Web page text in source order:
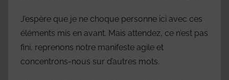
J’espère que je ne choque personne ici avec ces
éléments mis en avant. Mais attendez, ce n’est pas
fini, reprenons notre manifeste agile et
concentrons-nous sur d’autres mots.